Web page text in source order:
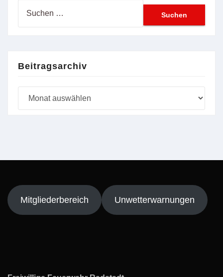
Beitragsarchiv
Mitgliederbereich Unwetterwarnungen